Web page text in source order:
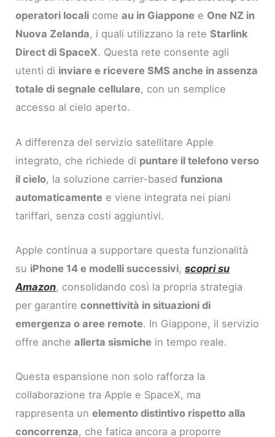
operatori locali comeau in Giappone e One NZ in
Nuova Zelanda, i quali utilizzano la reteStarlink
Direct di SpaceX. Questa rete consente agli
utenti di inviare e ricevere SMS anche in assenza
totale di segnale cellulare, con un semplice
accesso al cielo aperto.
A differenza del servizio satellitare Apple
integrato, che richiede di puntare il telefono verso
il cielo, la soluzione carrier-basedfunziona
automaticamente e viene integrata nei piani
tariffari, senza costi aggiuntivi.
Apple continua a supportare questa funzionalità
su iPhone 14 e modelli successivi,scopri su
Amazon, consolidando così la propria strategia
per garantireconnettività in situazioni di
emergenza o aree remote. In Giappone, il servizio
offre ancheallerta sismiche in tempo reale.
Questa espansione non solo rafforza la
collaborazione tra Apple e SpaceX, ma
rappresenta unelemento distintivo rispetto alla
concorrenza, che fatica ancora a proporre